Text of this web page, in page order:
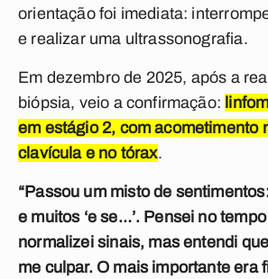
orientação foi imediata:
e realizar uma ultrassonografia.
Em dezembro de 2025, após a
biópsia, veio a confirmação:
em estágio 2, com acometimento
clavícula e no tórax.
“Passou um misto de
e muitos ‘e se…’. Pensei no
normalizei sinais, mas entendi
me culpar. O mais importante era